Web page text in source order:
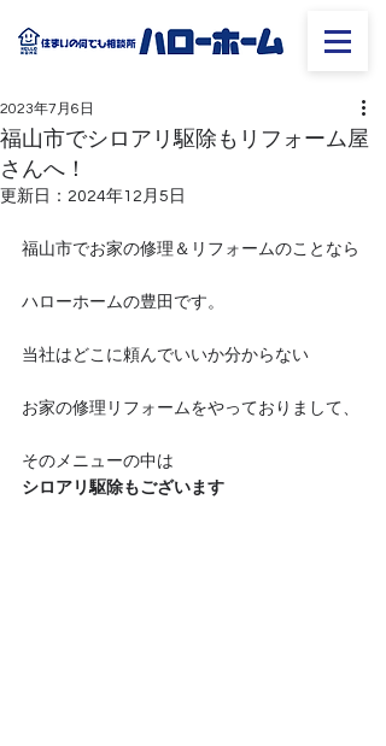
福山市でシロアリ駆除もリフォーム屋
さんへ！
2023年7月6日
更新日： 2024年12月5日
福山市でお家の修理＆リフォームのことなら
ハローホームの豊田です。
当社はどこに頼んでいいか分からない
お家の修理リフォームをやっておりまして、
そのメニューの中は
シロアリ駆除もございます